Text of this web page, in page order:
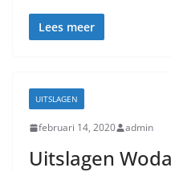
Lees meer
UITSLAGEN
februari 14, 2020 admin
Uitslagen